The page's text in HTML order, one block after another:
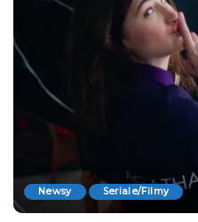
Newsy Seriale/Filmy